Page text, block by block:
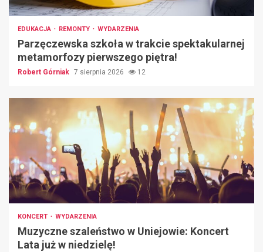
EDUKACJA REMONTY WYDARZENIA
Parzęczewska szkoła w trakcie spektakularnej
metamorfozy pierwszego piętra!
Robert Górniak 7 sierpnia 2026 12
KONCERT WYDARZENIA
Muzyczne szaleństwo w Uniejowie: Koncert
Lata już w niedzielę!